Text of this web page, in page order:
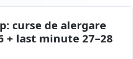
curse de alergare
+ last minute 27–28